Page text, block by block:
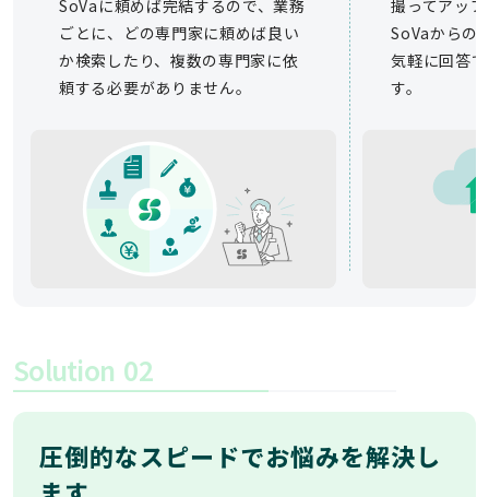
SoVaに頼めば完結するので、業務
ごとに、どの専門家に頼めば良い
か検索したり、複数の専門家に依
頼する必要がありません。
撮ってアッ
SoVaからの
気軽に回答
す。
Solution 02
圧倒的なスピードでお悩みを解決し